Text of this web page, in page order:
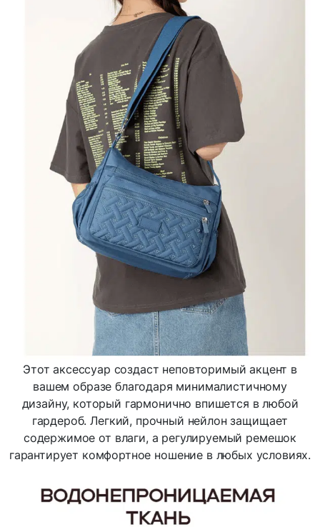
Этот аксессуар создаст неповторимый акцент в
вашем образе благодаря минималистичному
дизайну, который гармонично впишется в любой
гардероб. Легкий, прочный нейлон защищает
содержимое от влаги, а регулируемый ремешок
гарантирует комфортное ношение в любых условиях.